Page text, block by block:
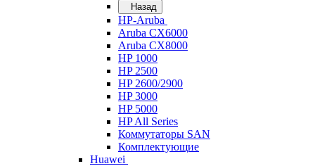
Назад
HP-Aruba
Aruba CX6000
Aruba CX8000
HP 1000
HP 2500
HP 2600/2900
HP 3000
HP 5000
HP All Series
Коммутаторы SAN
Комплектующие
Huawei